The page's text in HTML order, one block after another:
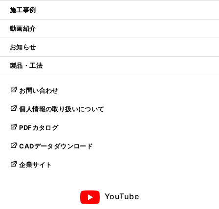
施工事例
動画紹介
お知らせ
製品・工法
お問い合わせ
個人情報の取り扱いについて
PDFカタログ
CADデータダウンロード
企業サイト
YouTube